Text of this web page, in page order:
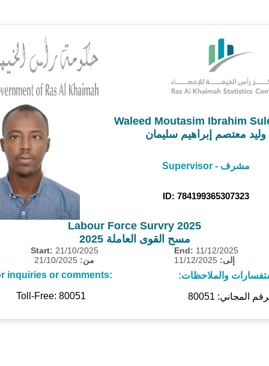
Waleed Moutasim Ibrahim
وليد معتصم إبراهيم سليمان
Supervisor - مشرف
ID: 784199365307323
Labour Force Survry 2025
مسح القوى العاملة 2025
Start: 21/10/2025 End: 11/12/2025
من:
إلى:
inquiries or comments:
والملاحظات:
Toll-Free: 80051
المجاني: 80051